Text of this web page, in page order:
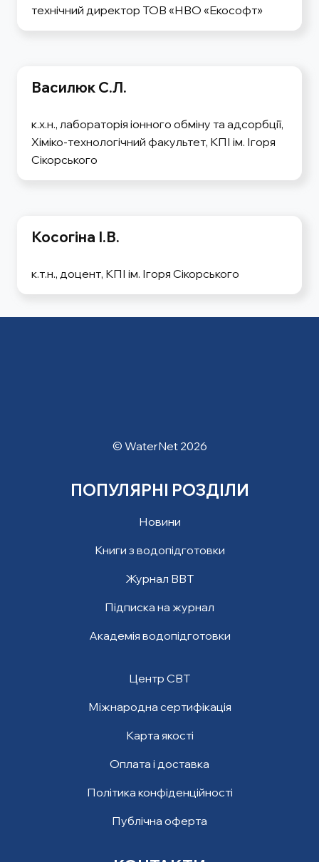
технічний директор ТОВ «НВО «Екософт»
Василюк С.Л.
к.х.н., лабораторія іонного обміну та адсорбції,
Хіміко-технологічний факультет, КПІ ім. Ігоря
Сікорського
Косогіна І.В.
к.т.н., доцент, КПІ ім. Ігоря Сікорського
© WaterNet 2026
ПОПУЛЯРНІ РОЗДІЛИ
Новини
Книги з водопідготовки
Журнал ВВТ
Підписка на журнал
Академія водопідготовки
Центр СВТ
Міжнародна сертифікація
Карта якості
Оплата і доставка
Політика конфіденційності
Публічна оферта